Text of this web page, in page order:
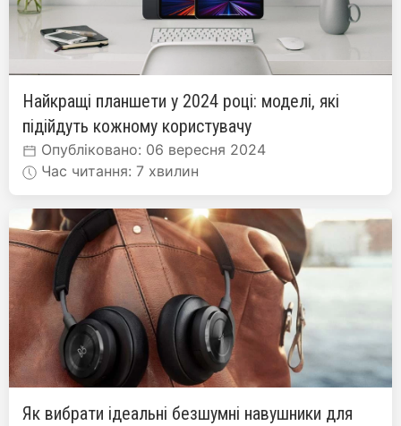
Найкращі планшети у 2024 році: моделі, які
підійдуть кожному користувачу
Опубліковано: 06 вересня 2024
Час читання: 7 хвилин
Як вибрати ідеальні безшумні навушники для